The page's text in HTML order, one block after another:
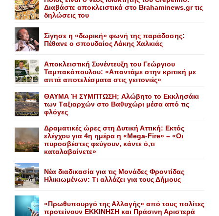
Διαβάστε αποκλειστικά στο Brahaminews.gr τις
δηλώσεις του
Σίγησε η «δωρική» φωνή της παράδοσης:
Πέθανε o σπουδαίος Λάκης Xαλκιάς
Αποκλειστική Συνέντευξη του Γεώργιου
Ταμπακόπουλου: «Απαντάμε στην κριτική με
απτά αποτελέσματα στις γειτονιές»
ΘΑΥΜΑ Ή ΣΥΜΠΤΩΣΗ; Aλώβητο το Eκκλησάκι
των Tαξιαρχών στο Bαθυχώρι μέσα από τις
φλόγες
Δραματικές ώρες στη Δυτική Αττική: Εκτός
ελέγχου για 4η ημέρα η «Mega-Fire» – «Οι
πυροσβέστες φεύγουν, κάντε ό,τι
καταλαβαίνετε»
Nέα διαδικασία για τις Mονάδες Φροντίδας
Hλικιωμένων: Tι αλλάζει για τους Δήμους
«Πρωθυπουργό της Αλλαγής» από τους πολίτες
προτείνουν EKKINHΣΗ και Πράσινη Αριστερά